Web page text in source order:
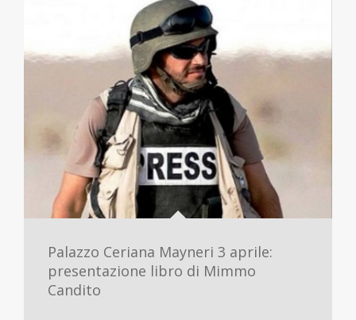
Palazzo Ceriana Mayneri 3 aprile:
presentazione libro di Mimmo
Candito